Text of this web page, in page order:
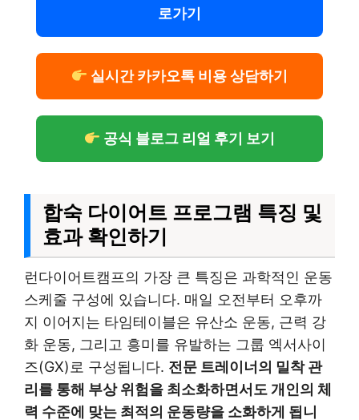
로가기
실시간 카카오톡 비용 상담하기
공식 블로그 리얼 후기 보기
합숙 다이어트 프로그램 특징 및
효과 확인하기
런다이어트캠프의 가장 큰 특징은 과학적인 운동
스케줄 구성에 있습니다. 매일 오전부터 오후까
지 이어지는 타임테이블은 유산소 운동, 근력 강
화 운동, 그리고 흥미를 유발하는 그룹 엑서사이
즈(GX)로 구성됩니다. 전문 트레이너의 밀착 관
리를 통해 부상 위험을 최소화하면서도 개인의 체
력 수준에 맞는 최적의 운동량을 소화하게 됩니